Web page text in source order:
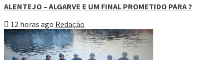
ALENTEJO – ALGARVE E UM FINAL PROMETIDO PARA ?
12 horas ago Redação